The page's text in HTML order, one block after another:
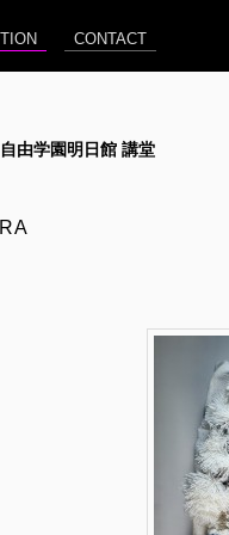
CONTACT
由学園明日館 講堂